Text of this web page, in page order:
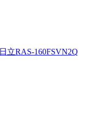
日立RAS-160FSVN2Q